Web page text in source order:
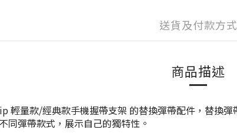
送貨及付款方式
商品描述
輕量款/經典款手機握帶支架 的替換彈帶配件，替換
同彈帶款式，展示自己的獨特性。